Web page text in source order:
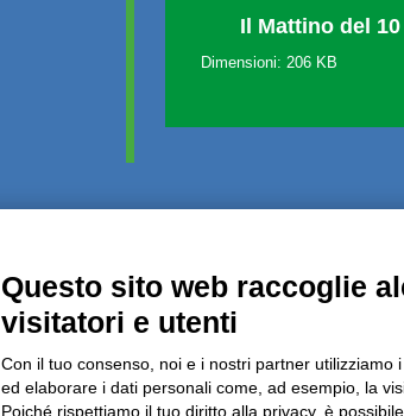
Il Mattino del
Dimensioni: 206 KB
Amministrazione trasparente Note
Questo sito web raccoglie
visitatori e utenti
Con il tuo consenso, noi e i nostri partner
ed elaborare i dati personali come, ad esempio, la
Poiché rispettiamo il tuo diritto alla privacy, è